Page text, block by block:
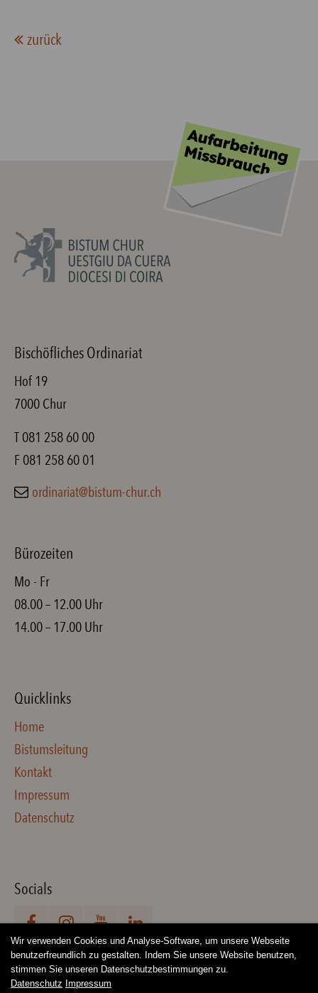
zurück
Bischöfliches Ordinariat
Hof 19
7000 Chur
T 081 258 60 00
F 081 258 60 01
ordinariat@bistum-chur.ch
Bürozeiten
Mo - Fr
08.00 – 12.00 Uhr
14.00 – 17.00 Uhr
Quicklinks
Home
Bistumsleitung
Kontakt
Impressum
Datenschutz
Socials
Wir verwenden Cookies und Analyse-Software, um unsere Webseite
benutzerfreundlich zu gestalten. Indem Sie unsere Website benutzen,
stimmen Sie unseren Datenschutzbestimmungen zu.
Datenschutz Impressum